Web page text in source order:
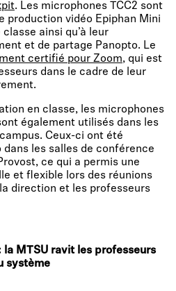
. Les microphones TCC2 sont
production vidéo Epiphan Mini
ainsi qu’à leur
et de partage Panopto. Le
certifié pour Zoom, qui est
dans le cadre de leur
en classe, les microphones
également utilisés dans les
Ceux-ci ont été
dans les salles de conférence
ce qui a permis une
et flexible lors des réunions
direction et les professeurs
MTSU ravit les professeurs
système